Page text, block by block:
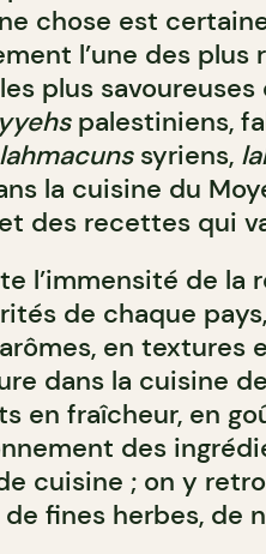
chose est
l’une des
plus
palestiniens,
lahmacunssyriens,
la cuisine du
des recettes qui
l’immensité de la
de chaque
en textures
dans la cuisine
en fraîcheur, en
des
cuisine ; on y
de fines herbes, de